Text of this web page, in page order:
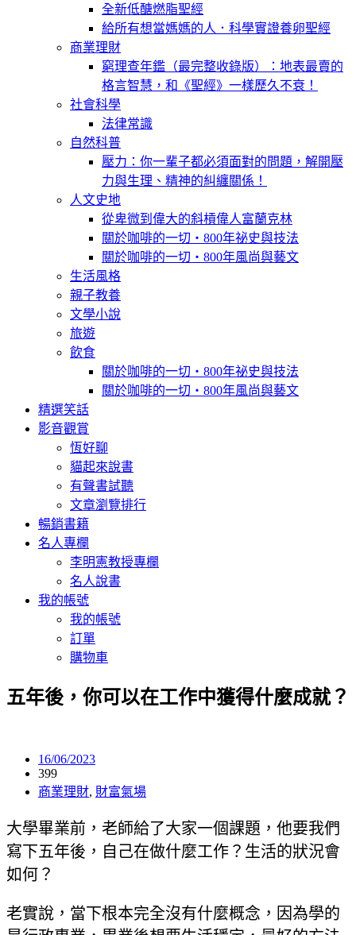
全新低醣燃脂聖經
給所有想當媽媽的人．科學實證養卵聖經
商業理財
窮理查年鑑（最完整收錄版）：地表最賣的
格言智慧，和《聖經》一樣歷久不衰！
社會科學
法律常識
自然科普
壓力：你一輩子都必須面對的問題，解開壓
力與生理、精神的糾纏關係！
人文史地
從卑微到偉大的斜槓偉人富蘭克林
關於咖啡的一切‧800年祕史與技法
關於咖啡的一切‧800年風尚與藝文
生活風格
親子教養
文學小說
旅遊
飲食
關於咖啡的一切‧800年祕史與技法
關於咖啡的一切‧800年風尚與藝文
精選笑話
影音觀賞
恆好聊
貓起來說書
有聲書試聽
文章瀏覽排行
暢銷書籍
名人專欄
李明憲教授專欄
名人說書
我的帳號
我的帳號
訂單
購物車
五年後，你可以在工作中獲得什麼成就？
16/06/2023
399
商業理財, 財富氣場
大學畢業前，老師給了大家一個課題，他要我們
寫下五年後，自己在做什麼工作？生活的狀況會
如何？
老實說，當下根本完全沒有什麼概念，因為學的